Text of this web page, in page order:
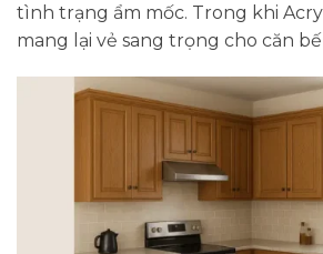
tình trạng ẩm mốc. Trong khi
mang lại vẻ sang trọng cho căn